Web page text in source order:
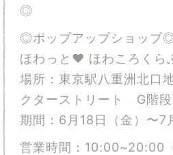
◎
◎ポップアップショップ
ほわっと❤︎ ほわころく
場所：東京駅八重洲北
クターストリート G階
期間：6月18日（金）〜7
営業時間：10:00~20:00